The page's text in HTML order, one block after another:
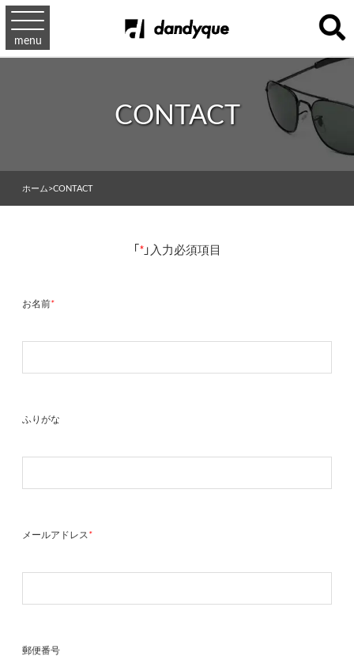
menu
CONTACT
ホーム>CONTACT
「*」入力必須項目
お名前*
ふりがな
メールアドレス*
郵便番号